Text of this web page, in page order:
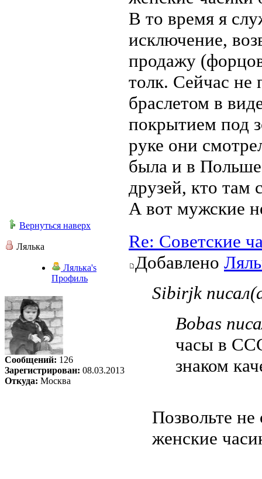
В то время я
исключение,
продажу
толк. Сейчас не
браслетом в
покрытием под
руке они
была и в
друзей, кто там
А вот мужские
Вернуться наверх
Лялька
Лялька's
Профиль
Сообщений: 126
Зарегистрирован: 08.03.2013
Откуда: Москва
Re: Советские
Добавлено
Sibirjk
Bobas
часы в
знаком
Позвольте не
женские